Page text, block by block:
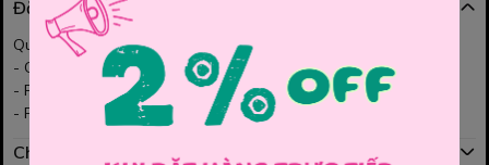
Đặc điểm nổi bật
Quần jean dài Baggy siêu ngâu cho bé Trai và Bé Gái
- Quần jean chất mềm mịn, co dãn nhe.
- Form quần rộng, lưng chun co giãn thoải mái cho bé
- Phối cùng với áo thun, áo kiểu đều đẹp nhé Mom.
Chính sách mua hàng